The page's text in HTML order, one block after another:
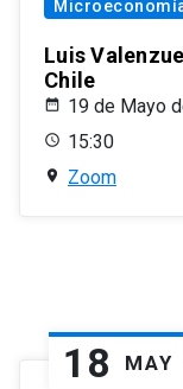
Luis
Chile
19 de Mayo
15:30
Zoom
18 MAY